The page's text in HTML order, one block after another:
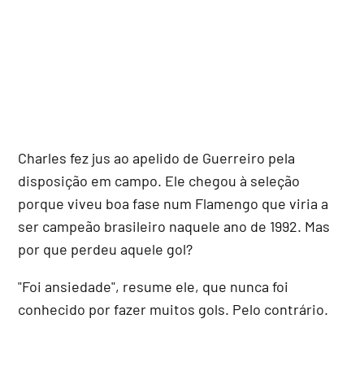
Charles fez jus ao apelido de Guerreiro pela
disposição em campo. Ele chegou à seleção
porque viveu boa fase num Flamengo que viria a
ser campeão brasileiro naquele ano de 1992. Mas
por que perdeu aquele gol?
"Foi ansiedade", resume ele, que nunca foi
conhecido por fazer muitos gols. Pelo contrário.